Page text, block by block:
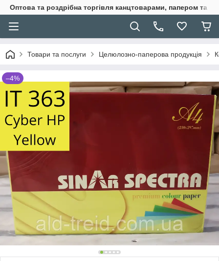
Оптова та роздрібна торгівля канцтоварами, папером та
Товари та послуги Целюлозно-паперова продукція
–4%